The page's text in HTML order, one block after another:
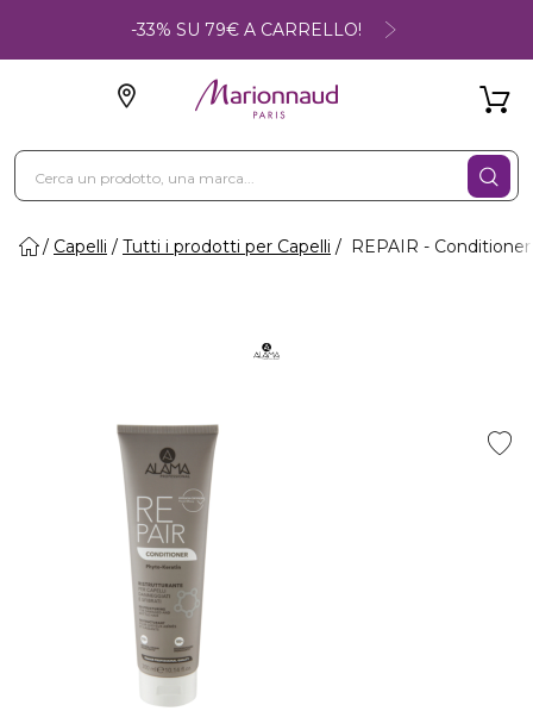
-33% SU 79€ A CARRELLO!
Capelli Tutti i prodotti per Capelli REPAIR -